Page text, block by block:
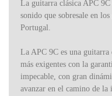
La guitarra clásica APC
sonido que sobresale en
Portugal.
La APC 9C es una guitarra
más exigentes con la
impecable, con gran
avanzar en el camino de la